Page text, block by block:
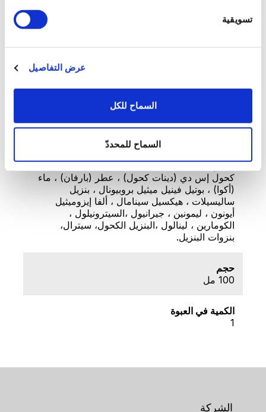
تسويقية
عرض التفاصيل
السماح للكل
السماح للمحددّ
اسم المنتج
Luxury Overdose، 100 مل
0.6
الوزن الصافي (كجم)
المكونات
كحول إس دي (دينات كحول) ، عطر (بارفان) ، ماء
(أكوا) ، بوتيل فينيل ميثيل بروبيونال ، بنزيل
ساليسيلات ، هيكسيل سينامال ، ألفا إيزوميثيل
أيونون ، ليمونين ، جيرانيول ،السيترونيلول ،
الكومارين ، لينالول ،البنزيل الكحول، سيترال،
بنزوات البنزيل.
حجم
100 مل
الكمية في العبوة
1
الشركة